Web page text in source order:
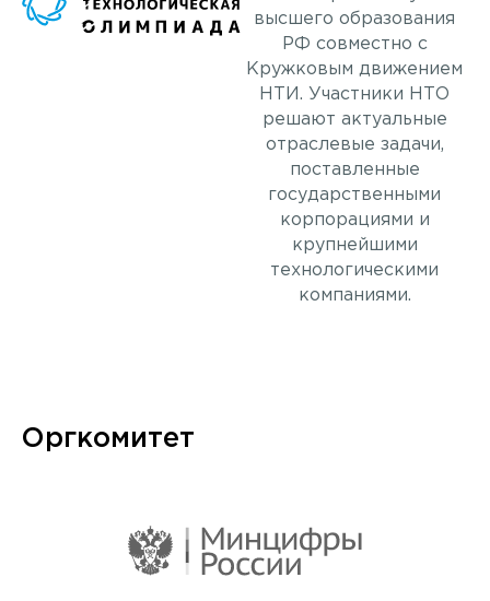
высшего образования
РФ совместно с
Кружковым движением
НТИ. Участники НТО
решают актуальные
отраслевые задачи,
поставленные
государственными
корпорациями и
крупнейшими
технологическими
компаниями.
Оргкомитет